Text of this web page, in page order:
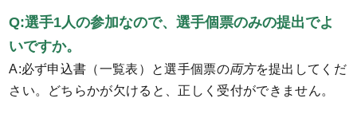
Q:選手1人の参加なので、選手個票のみの提出でよ
いですか。
A:必ず申込書（一覧表）と選手個票の両方を提出してくだ
さい。どちらかが欠けると、正しく受付ができません。